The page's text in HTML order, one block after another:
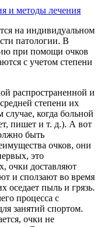
и методы лечения
на индивидуальном
патологии. В
при помощи очков
с учетом степени
распространенной и
степени их
случае, когда больной
пишет и т. д.). А вот
быть
очков, они
это
очки доставляют
и сползают во время
оседает пыль и грязь.
процесса с
занятий спортом.
очки не